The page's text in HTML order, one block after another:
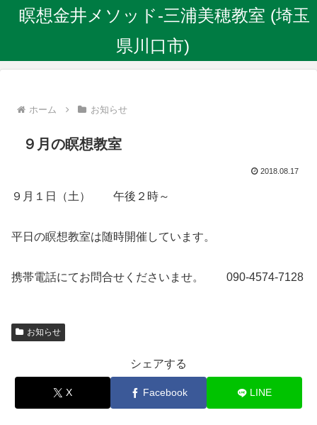
瞑想金井メソッド-三浦美穂教室 (埼玉
県川口市)
ホーム お知らせ
９月の瞑想教室
2018.08.17
９月１日（土） 午後２時～
平日の瞑想教室は随時開催しています。
携帯電話にてお問合せくださいませ。 090-4574-7128
お知らせ
シェアする
X Facebook LINE